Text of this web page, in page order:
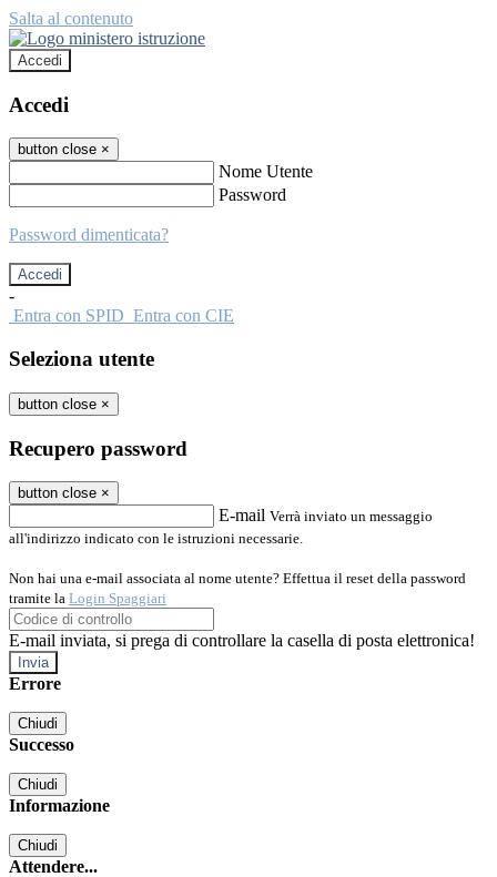
Salta al contenuto
Accedi
Accedi
button close ×
Nome Utente
Password
Password dimenticata?
-
Entra con SPID Entra con CIE
Seleziona utente
button close ×
Recupero password
button close ×
E-mail Verrà inviato un messaggio
all'indirizzo indicato con le istruzioni necessarie.
Non hai una e-mail associata al nome utente? Effettua il reset della password
tramite la Login Spaggiari
E-mail inviata, si prega di controllare la casella di posta elettronica!
Errore
Chiudi
Successo
Chiudi
Informazione
Chiudi
Attendere...